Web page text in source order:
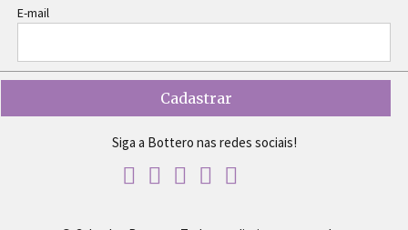
E-mail
Siga a Bottero nas redes sociais!